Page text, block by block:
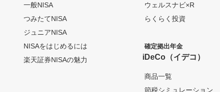
一般NISA
つみたてNISA
ジュニアNISA
NISAをはじめるには
楽天証券NISAの魅力
ウェルスナビ×R
らくらく投資
確定拠出年金
iDeCo（イデコ）
商品一覧
節税シミュレーション